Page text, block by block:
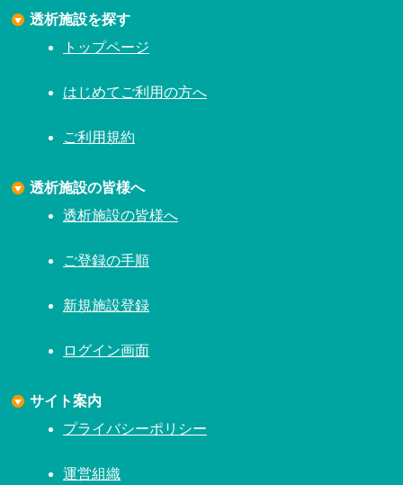
透析施設を探す
トップページ
はじめてご利用の方へ
ご利用規約
透析施設の皆様へ
透析施設の皆様へ
ご登録の手順
新規施設登録
ログイン画面
サイト案内
プライバシーポリシー
運営組織